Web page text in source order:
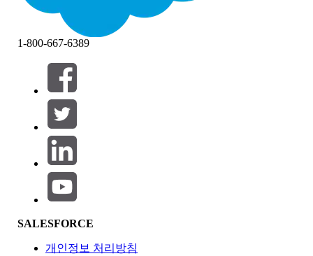
필터 (0)
필터 선택
제품 영역
기능 영향
1-800-667-6389
SALESFORCE
개인정보 처리방침